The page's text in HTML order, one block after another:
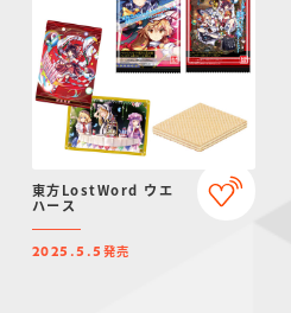
東方LostWord ウエ
ハース
2025.5.5 発売